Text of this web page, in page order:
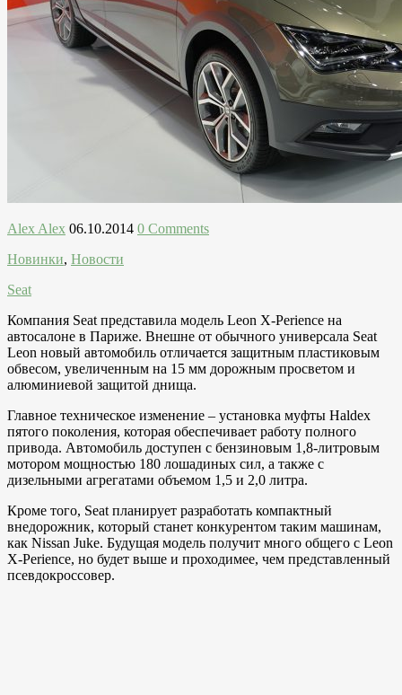
Alex Alex 06.10.2014 0 Comments
Новинки, Новости
Seat
Компания Seat представила модель Leon X-Perience на
автосалоне в Париже. Внешне от обычного универсала Seat
Leon новый автомобиль отличается защитным пластиковым
обвесом, увеличенным на 15 мм дорожным просветом и
алюминиевой защитой днища.
Главное техническое изменение – установка муфты Haldex
пятого поколения, которая обеспечивает работу полного
привода. Автомобиль доступен с бензиновым 1,8-литровым
мотором мощностью 180 лошадиных сил, а также с
дизельными агрегатами объемом 1,5 и 2,0 литра.
Кроме того, Seat планирует разработать компактный
внедорожник, который станет конкурентом таким машинам,
как Nissan Juke. Будущая модель получит много общего с Leon
X-Perience, но будет выше и проходимее, чем представленный
псевдокроссовер.